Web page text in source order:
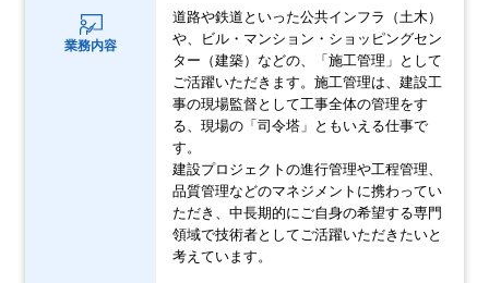
業務内容
道路や鉄道といった公共インフラ（土木）
や、ビル・マンション・ショッピングセン
ター（建築）などの、「施工管理」として
ご活躍いただきます。施工管理は、建設工
事の現場監督として工事全体の管理をす
る、現場の「司令塔」ともいえる仕事で
す。
建設プロジェクトの進行管理や工程管理、
品質管理などのマネジメントに携わってい
ただき、中長期的にご自身の希望する専門
領域で技術者としてご活躍いただきたいと
考えています。